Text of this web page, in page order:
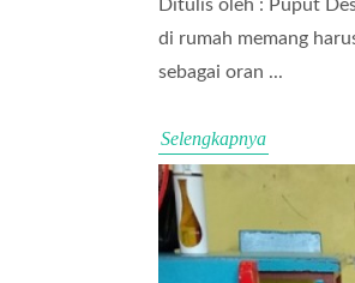
Ditulis oleh : Puput
di rumah memang
sebagai oran ...
Selengkapnya